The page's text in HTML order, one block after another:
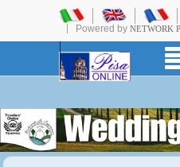
Powered by NETWORK